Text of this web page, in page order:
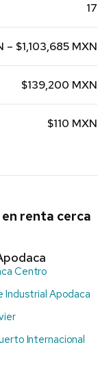
17
– $1,103,685 MXN
$139,200 MXN
$110 MXN
renta cerca
Centro
Industrial Apodaca
Internacional